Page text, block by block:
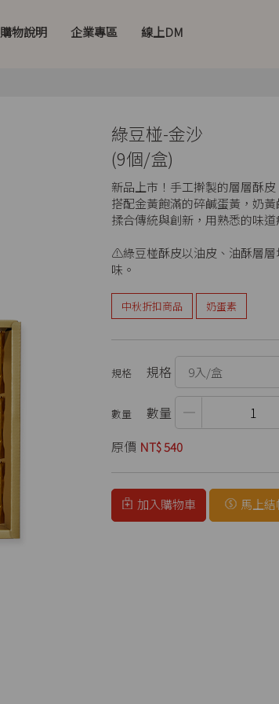
購物說明 企業專區 線上DM
綠豆椪-金沙
(9個/盒)
新品上市！手工擀製的層層酥
搭配金黃飽滿的碎鹹蛋黃，奶
揉合傳統與創新，用熟悉的味
⚠️綠豆椪酥皮以油皮、油酥層
味。
中秋折扣商品 奶蛋素
規格
數量
原價 NT$ 540
加入購物車 馬上